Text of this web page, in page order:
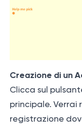
Creazione di un
Clicca sul
principale.
registrazione